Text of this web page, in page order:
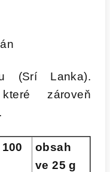
(Srí Lanka).
zároveň
obsah
ve 25 g